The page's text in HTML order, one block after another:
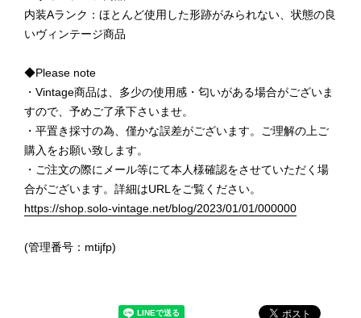
内装Aランク：ほとんど使用した形跡がみられない、状態の良
いヴィンテージ商品
◆Please note
・Vintage商品は、多少の使用感・匂いがある場合がございま
すので、予めご了承下さいませ。
・平置き採寸の為、僅かな誤差がございます。ご理解の上ご
購入をお願い致します。
・ご注文の際にメール等にて本人様確認をさせていただく場
合がございます。詳細はURLをご覧ください。
https://shop.solo-vintage.net/blog/2023/01/01/000000
(管理番号：mtijfp)